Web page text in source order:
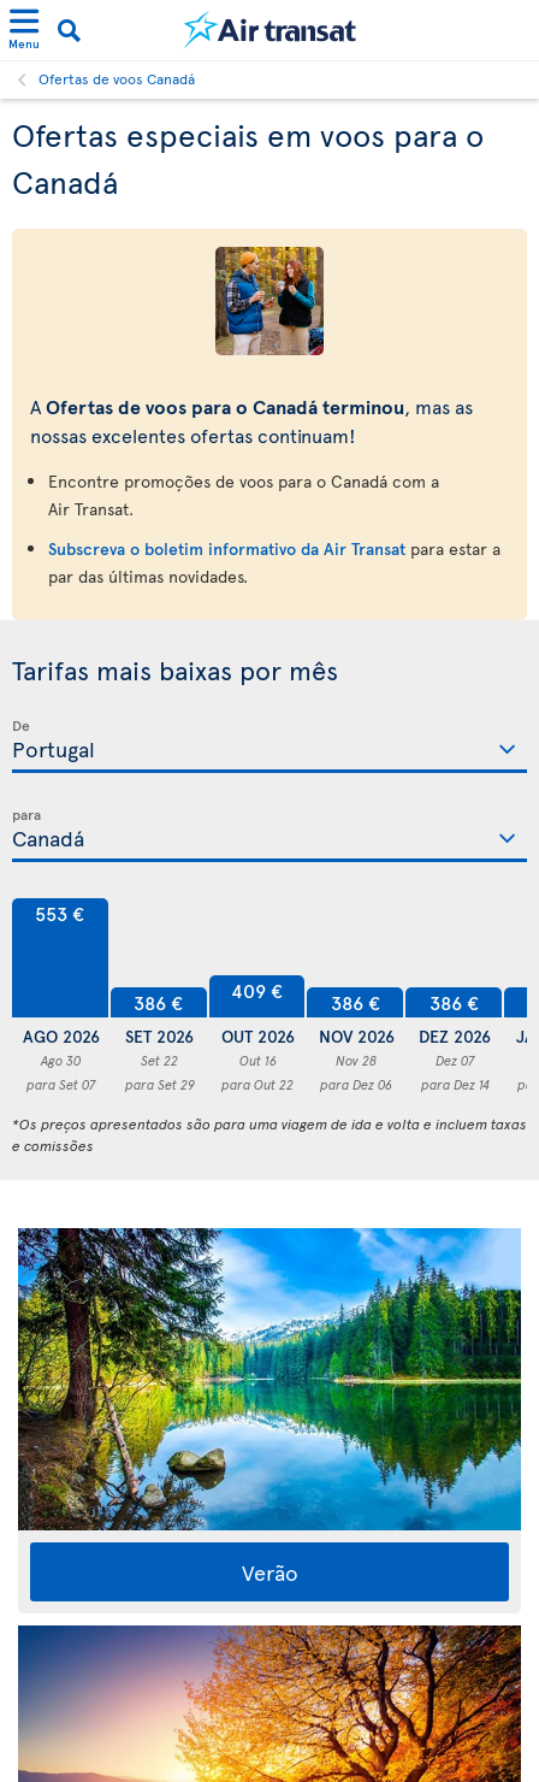
Menu
Ofertas de voos Canadá
Ofertas especiais em voos para o
Canadá
AOfertas de voos para o Canadá terminou, mas as
nossas excelentes ofertas continuam!
Encontre promoções de voos para o Canadá com a
Air Transat.
Subscreva o boletim informativo da Air Transat para estar a
par das últimas novidades.
Tarifas mais baixas por mês
De
para
553 €
AGO 2026
Ago 30
para Set 07
386 €
SET 2026
Set 22
para Set 29
409 €
OUT 2026
Out 16
para Out 22
386 €
NOV 2026
Nov 28
para Dez 06
386 €
DEZ 2026
Dez 07
para Dez 14
*Os preços apresentados são para uma viagem de ida e volta e incluem taxas
e comissões
Verão